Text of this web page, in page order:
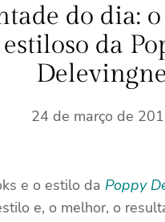
do dia:
estiloso da
24 de março de
e o estilo da Poppy
e, o melhor, o